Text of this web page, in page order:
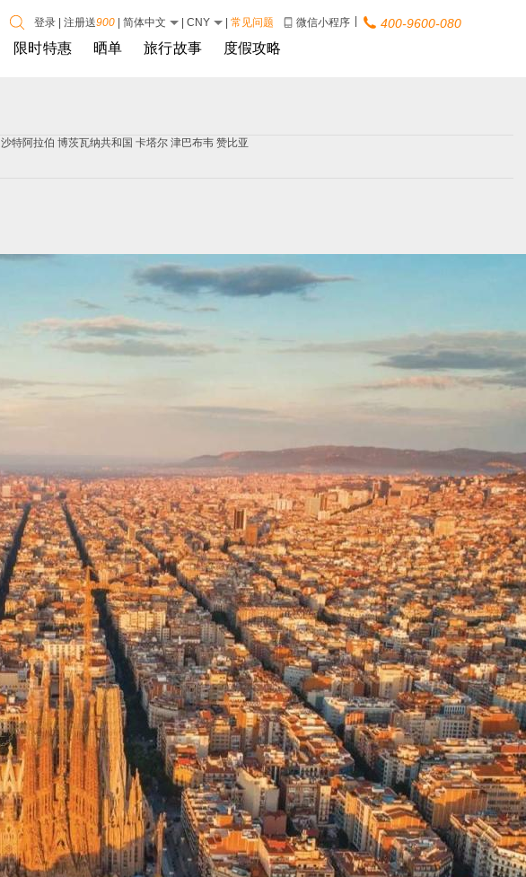
限时特惠 晒单 旅行故事 度假攻略
登录 | 注册送900 | 简体中文 | CNY | 常见问题 400-9600-080
微信小程序
沙特阿拉伯 博茨瓦纳共和国 卡塔尔 津巴布韦 赞比亚